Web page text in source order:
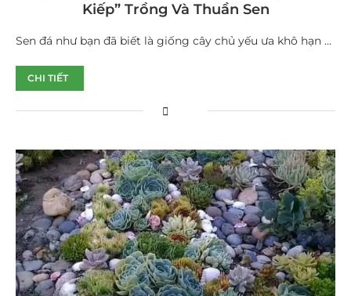
Kiếp” Trồng Và Thuần Sen
Sen đá như bạn đã biết là giống cây chủ yếu ưa khô hạn …
CHI TIẾT